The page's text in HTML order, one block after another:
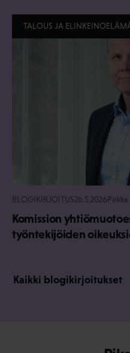
TALOUS JA
BLOGIKIRJOITUS26.5.2026Pekka
Komission
työntekijöiden
Kaikki blogikirjoitukset